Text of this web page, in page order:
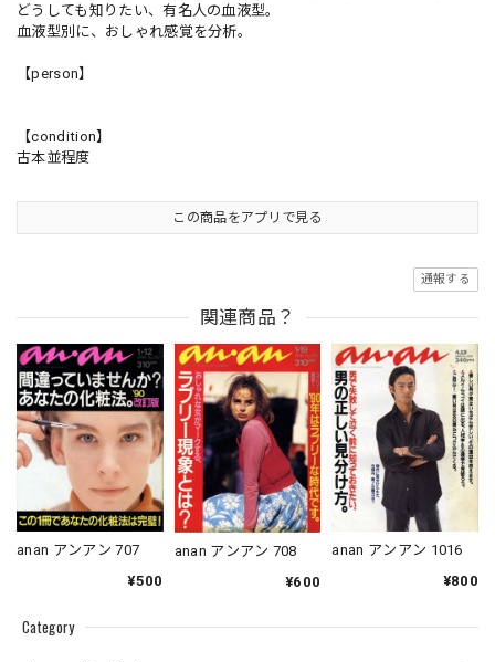
Category
どうしても知りたい、有名人の血液型。
血液型別に、おしゃれ感覚を分析。
【person】
【condition】
古本並程度
この商品をアプリで見る
通報する
関連商品？
anan アンアン 707
¥500
anan アンアン 708
¥600
anan アンアン 1016
¥800